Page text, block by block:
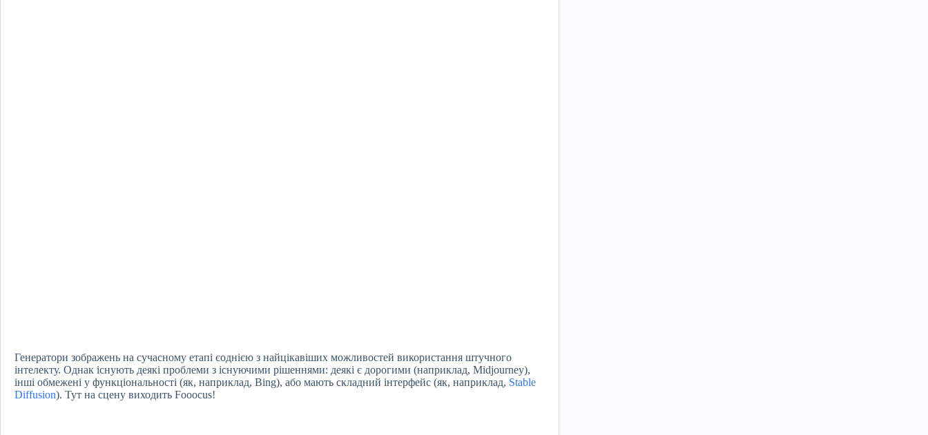
Генератори зображень на сучасному етапі єоднією з найцікавіших можливостей використання штучного
інтелекту. Однак існують деякі проблеми з існуючими рішеннями: деякі є дорогими (наприклад, Midjourney),
інші обмежені у функціональності (як, наприклад, Bing), або мають складний інтерфейс (як, наприклад, Stable
Diffusion). Тут на сцену виходить Fooocus!